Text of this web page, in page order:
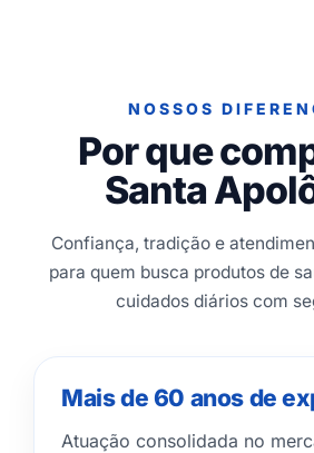
NOSSOS
Por que
Santa
Confiança, tradição e
para quem busca produtos de
cuidados diários com
Mais de 60 anos de
Atuação consolidada no